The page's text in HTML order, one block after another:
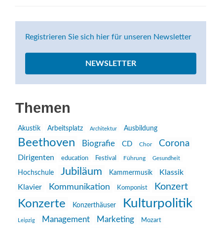
Registrieren Sie sich hier für unseren Newsletter
NEWSLETTER
Themen
Akustik Arbeitsplatz Architektur Ausbildung
Beethoven Biografie CD Chor Corona
Dirigenten education Festival Führung Gesundheit
Hochschule Jubiläum Kammermusik
Klassik
Klavier
Kommunikation Komponist Konzert
Konzerte Konzerthäuser Kulturpolitik
Leipzig Management Marketing Mozart